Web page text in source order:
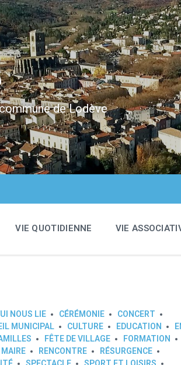
de Lodève
VIE QUOTIDIENNE VIE
NOUS LIE CÉRÉMONIE
CONCERT
MUNICIPAL CULTURE EDUCATION
FÊTE DE VILLAGE FORMATION
MAIRE RENCONTRE
RÉSURGENCE